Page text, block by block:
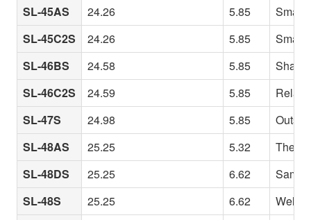
SL-45AS
24.26 5.85
Small
SL-45C2S
24.26 5.85
Small
SL-46BS
24.58 5.85
SL-46C2S
24.59 5.85
SL-47S
24.98 5.85
SL-48AS
25.25 5.32
The
SL-48DS
25.25 6.62
Same
SL-48S
25.25 6.62 Well-